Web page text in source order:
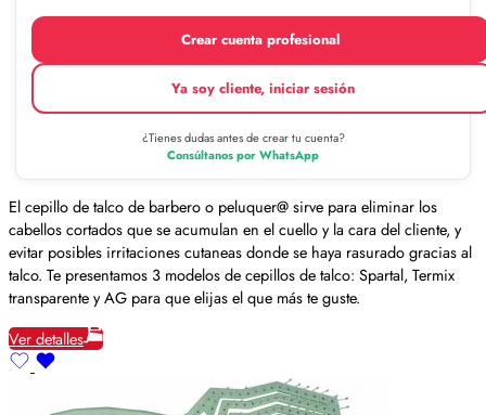
Crear cuenta profesional
Ya soy cliente, iniciar sesión
¿Tienes dudas antes de crear tu cuenta?
Consúltanos por WhatsApp
El cepillo de talco de barbero o peluquer@ sirve para eliminar los
cabellos cortados que se acumulan en el cuello y la cara del cliente, y
evitar posibles irritaciones cutaneas donde se haya rasurado gracias al
talco. Te presentamos 3 modelos de cepillos de talco: Spartal, Termix
transparente y AG para que elijas el que más te guste.
Ver detalles